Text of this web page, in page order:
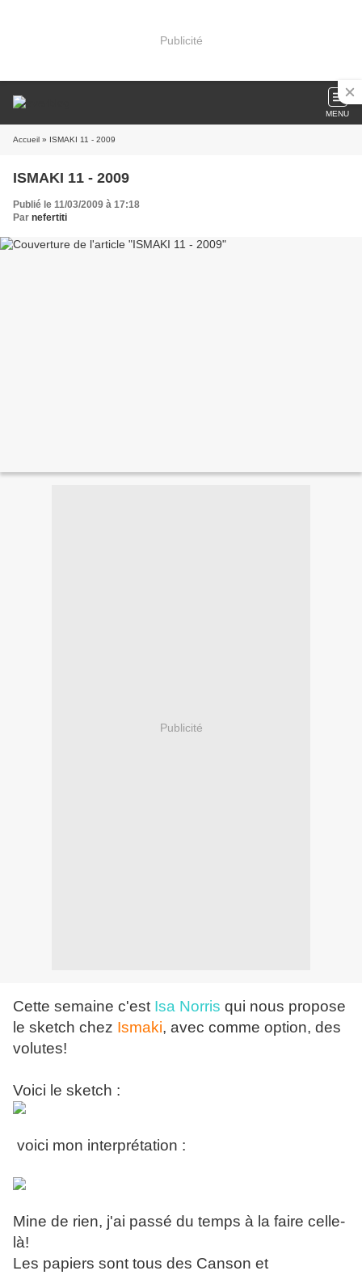
Publicité
MENU
Accueil » ISMAKI 11 - 2009
ISMAKI 11 - 2009
Publié le 11/03/2009 à 17:18
Par nefertiti
Publicité
Cette semaine c'est Isa Norris qui nous propose
le sketch chez Ismaki, avec comme option, des
volutes!
Voici le sketch :
voici mon interprétation :
Mine de rien, j'ai passé du temps à la faire celle-
là!
Les papiers sont tous des Canson et